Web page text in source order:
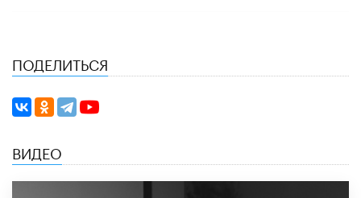
ПОДЕЛИТЬСЯ
ВИДЕО